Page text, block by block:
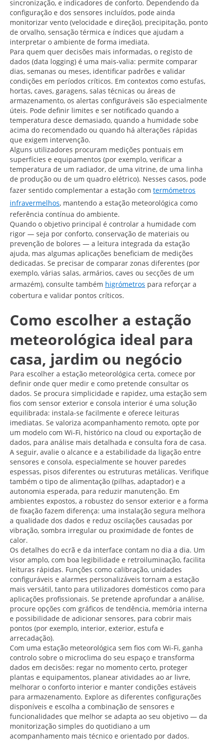
sincronização, e indicadores de conforto. Dependendo da
configuração e dos sensores incluídos, pode ainda
monitorizar vento (velocidade e direção), precipitação, ponto
de orvalho, sensação térmica e índices que ajudam a
interpretar o ambiente de forma imediata.
Para quem quer decisões mais informadas, o registo de
dados (data logging) é uma mais-valia: permite comparar
dias, semanas ou meses, identificar padrões e validar
condições em períodos críticos. Em contextos como estufas,
hortas, caves, garagens, salas técnicas ou áreas de
armazenamento, os alertas configuráveis são especialmente
úteis. Pode definir limites e ser notificado quando a
temperatura desce demasiado, quando a humidade sobe
acima do recomendado ou quando há alterações rápidas
que exigem intervenção.
Alguns utilizadores procuram medições pontuais em
superfícies e equipamentos (por exemplo, verificar a
temperatura de um radiador, de uma vitrine, de uma linha
de produção ou de um quadro elétrico). Nesses casos, pode
fazer sentido complementar a estação com termómetros
infravermelhos, mantendo a estação meteorológica como
referência contínua do ambiente.
Quando o objetivo principal é controlar a humidade com
rigor — seja por conforto, conservação de materiais ou
prevenção de bolores — a leitura integrada da estação
ajuda, mas algumas aplicações beneficiam de medições
dedicadas. Se precisar de comparar zonas diferentes (por
exemplo, várias salas, armários, caves ou secções de um
armazém), consulte também higrómetros para reforçar a
cobertura e validar pontos críticos.
Como escolher a estação
meteorológica ideal para
casa, jardim ou negócio
Para escolher a estação meteorológica certa, comece por
definir onde quer medir e como pretende consultar os
dados. Se procura simplicidade e rapidez, uma estação sem
fios com sensor exterior e consola interior é uma solução
equilibrada: instala-se facilmente e oferece leituras
imediatas. Se valoriza acompanhamento remoto, opte por
um modelo com Wi-Fi, histórico na cloud ou exportação de
dados, para análise mais detalhada e consulta fora de casa.
A seguir, avalie o alcance e a estabilidade da ligação entre
sensores e consola, especialmente se houver paredes
espessas, pisos diferentes ou estruturas metálicas. Verifique
também o tipo de alimentação (pilhas, adaptador) e a
autonomia esperada, para reduzir manutenção. Em
ambientes expostos, a robustez do sensor exterior e a forma
de fixação fazem diferença: uma instalação segura melhora
a qualidade dos dados e reduz oscilações causadas por
vibração, sombra irregular ou proximidade de fontes de
calor.
Os detalhes do ecrã e da interface contam no dia a dia. Um
visor amplo, com boa legibilidade e retroiluminação, facilita
leituras rápidas. Funções como calibração, unidades
configuráveis e alarmes personalizáveis tornam a estação
mais versátil, tanto para utilizadores domésticos como para
aplicações profissionais. Se pretende aprofundar a análise,
procure opções com gráficos de tendência, memória interna
e possibilidade de adicionar sensores, para cobrir mais
pontos (por exemplo, interior, exterior, estufa e
arrecadação).
Com uma estação meteorológica sem fios com Wi-Fi, ganha
controlo sobre o microclima do seu espaço e transforma
dados em decisões: regar no momento certo, proteger
plantas e equipamentos, planear atividades ao ar livre,
melhorar o conforto interior e manter condições estáveis
para armazenamento. Explore as diferentes configurações
disponíveis e escolha a combinação de sensores e
funcionalidades que melhor se adapta ao seu objetivo — da
monitorização simples do quotidiano a um
acompanhamento mais técnico e orientado por dados.